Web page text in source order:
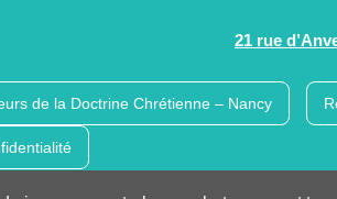
21 rue
de la Doctrine Chrétienne – Nancy